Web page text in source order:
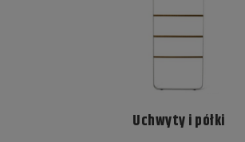
Uchwyty i półki